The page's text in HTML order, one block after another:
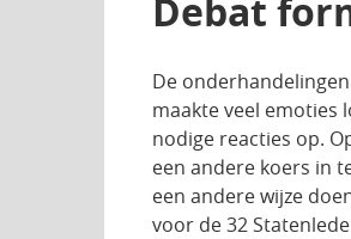
Debat
De onderhandelingen
maakte veel emoties
nodige reacties op.
een andere koers in
een andere wijze
voor de 32